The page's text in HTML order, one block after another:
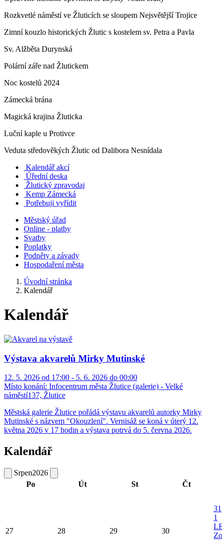
Rozkvetlé náměstí ve Žluticích se sloupem Nejsvětější Trojice
Zimní kouzlo historických Žlutic s kostelem sv. Petra a Pavla
Sv. Alžběta Durynská
Polární záře nad Žlutickem
Noc kostelů 2024
Zámecká brána
Magická krajina Žluticka
Luční kaple u Protivce
Veduta středověkých Žlutic od Dalibora Nesnídala
Kalendář akcí
Úřední deska
Žlutický zpravodaj
Kemp Zámecká
Potřebuji vyřídit
Městský úřad
Online - platby
Svatby
Poplatky
Podněty a závady
Hospodaření města
Úvodní stránka
Kalendář
Kalendář
Výstava akvarelů Mirky Mutinské
12. 5. 2026 od 17:00 - 5. 6. 2026 do 00:00
Místo konání: Infocentrum města Žlutice (galerie) - Velké
náměstí137, Žlutice
Městská galerie Žlutice pořádá výstavu akvarelů autorky Mirky
Mutinské s názvem "Okouzlení". Vernisáž se koná v úterý 12.
května 2026 v 17 hodin a výstava potrvá do 5. června 2026.
Kalendář
Srpen2026
Po
Út St Čt
27 28 29 30
31
1